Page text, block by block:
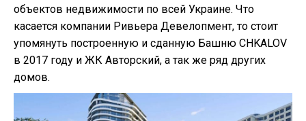
объектов недвижимости по всей Украине. Что
касается компании Ривьера Девелопмент, то стоит
упомянуть построенную и сданную Башню CHKALOV
в 2017 году и ЖК Авторский, а так же ряд других
домов.